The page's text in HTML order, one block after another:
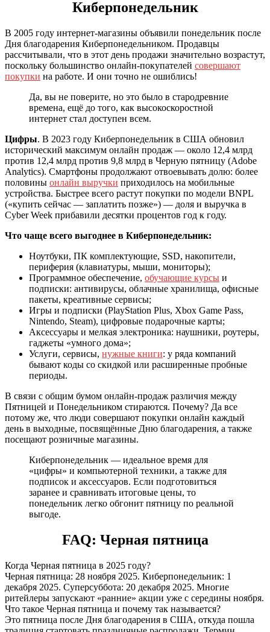
Киберпонедельник
В 2005 году интернет-магазины объявили понедельник после
Дня благодарения Киберпонедельником. Продавцы
рассчитывали, что в этот день продажи значительно возрастут,
поскольку большинство онлайн-покупателей совершают
покупки на работе. И они точно не ошиблись!
Да, вы не поверите, но это было в стародревние
времена, ещё до того, как высокоскоростной
интернет стал доступен всем.
Цифры. В 2023 году Киберпонедельник в США обновил
исторический максимум онлайн продаж — около 12,4 млрд
против 12,4 млрд против 9,8 млрд в Черную пятницу (Adobe
Analytics). Смартфоны продолжают отвоевывать долю: более
половины онлайн выручки приходилось на мобильные
устройства. Быстрее всего растут покупки по модели BNPL
(«купить сейчас — заплатить позже») — доля и выручка в
Cyber Week прибавили десятки процентов год к году.
Что чаще всего выгоднее в Киберпонедельник:
Ноутбуки, ПК комплектующие, SSD, накопители,
периферия (клавиатуры, мыши, мониторы);
Программное обеспечение, обучающие курсы и
подписки: антивирусы, облачные хранилища, офисные
пакеты, креативные сервисы;
Игры и подписки (PlayStation Plus, Xbox Game Pass,
Nintendo, Steam), цифровые подарочные карты;
Аксессуары и мелкая электроника: наушники, роутеры,
гаджеты «умного дома»;
Услуги, сервисы, нужные книги: у ряда компаний
бывают коды со скидкой или расширенные пробные
периоды.
В связи с общим бумом онлайн-продаж различия между
Пятницей и Понедельником стираются. Почему? Да все
потому же, что люди совершают покупки онлайн каждый
день в выходные, посвящённые Дню благодарения, а также
посещают розничные магазины.
Киберпонедельник — идеальное время для
«цифры» и компьютерной техники, а также для
подписок и аксессуаров. Если подготовиться
заранее и сравнивать итоговые цены, то
понедельник легко обгонит пятницу по реальной
выгоде.
FAQ: Черная пятница
Когда Черная пятница в 2025 году?
Черная пятница: 28 ноября 2025. Киберпонедельник: 1
декабря 2025. Суперсуббота: 20 декабря 2025. Многие
ритейлеры запускают «ранние» акции уже с середины ноября.
Что такое Черная пятница и почему так называется?
Это пятница после Дня благодарения в США, откуда пошла